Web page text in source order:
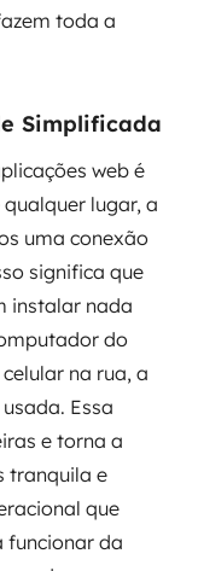
toda a
Simplificada
web é
lugar, a
uma conexão
significa que
instalar nada
do
na rua, a
Essa
e torna a
tranquila e
que
funcionar da